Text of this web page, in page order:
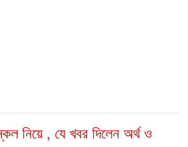
নিয়ে , যে খবর দিলেন অর্থ ও